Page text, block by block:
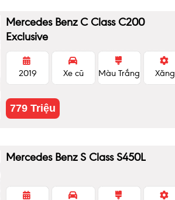
Mercedes Benz C Class C200
Exclusive
2019 Xe cũ Màu Trắng Xăng
779 Triệu
Mercedes Benz S Class S450L